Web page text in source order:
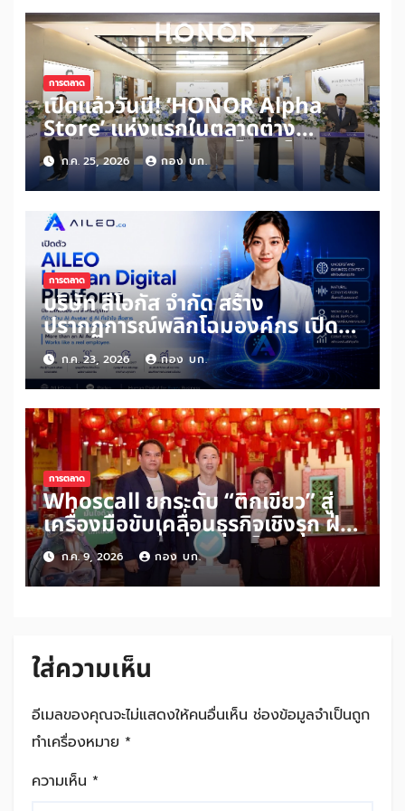
การตลาด
เปิดแล้ววันนี้! ‘HONOR Alpha
Store’ แห่งแรกในตลาดต่าง
ประเทศ ณ เดอะมอลล์ไลฟ์สโตร์
บางกะปิ
ก.ค. 25, 2026 กอง บก.
การตลาด
บริษัท ลีโอกัส จำกัด สร้าง
ปรากฏการณ์พลิกโฉมองค์กร เปิด
ตัว AILEO “Human Digital™”
นิยามใหม่ของ AI สำหรับธุรกิจ
ก.ค. 23, 2026 กอง บก.
การตลาด
Whoscall ยกระดับ “ติ๊กเขียว” สู่
เครื่องมือขับเคลื่อนธุรกิจเชิงรุก ฝ่า
วิกฤติความเชื่อมั่น ตอบโจทย์ธุรกิจ
ยุคที่คนไทยกว่า 40.1% ไม่กล้ารับ
สายจากเบอร์ที่ไม่คุ้นเคย
ก.ค. 9, 2026 กอง บก.
ใส่ความเห็น
อีเมลของคุณจะไม่แสดงให้คนอื่นเห็น ช่องข้อมูลจำเป็นถูก
ทำเครื่องหมาย *
ความเห็น *